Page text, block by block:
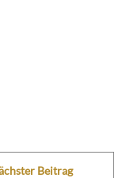
Beitrag